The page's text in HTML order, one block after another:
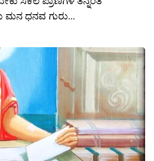
ಮನ ಧನವ ಗುರು...